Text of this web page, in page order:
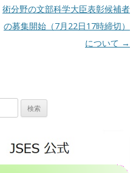
術分野の文部科学大臣表彰候補者
の募集開始（7月22日17時締切）
について →